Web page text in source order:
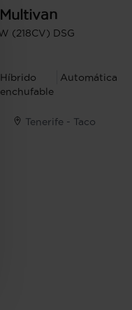
Multivan
(218CV) DSG
Híbrido
enchufable
Automática
Tenerife - Taco